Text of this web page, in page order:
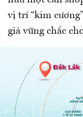
vị trí “kim
giá vững chắc